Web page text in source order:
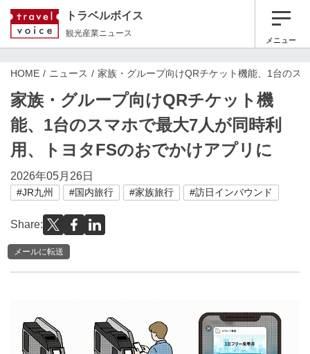
トラベルボイス
観光産業ニュース
メニュー
HOME ニュース 家族・グループ向けQRチケット機能、1台のス
家族・グループ向けQRチケット機
能、1台のスマホで最大7人が同時利
用、トヨタFSのおでかけアプリに
2026年05月26日
#JR九州 #国内旅行 #家族旅行 #訪日インバウンド
Share:
メールに転送